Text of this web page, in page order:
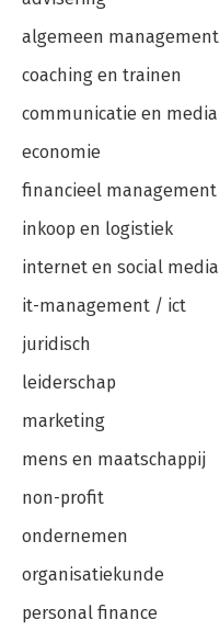
algemeen management
coaching en trainen
communicatie en media
economie
financieel management
inkoop en logistiek
internet en social media
it-management / ict
juridisch
leiderschap
marketing
mens en maatschappij
non-profit
ondernemen
organisatiekunde
personal finance